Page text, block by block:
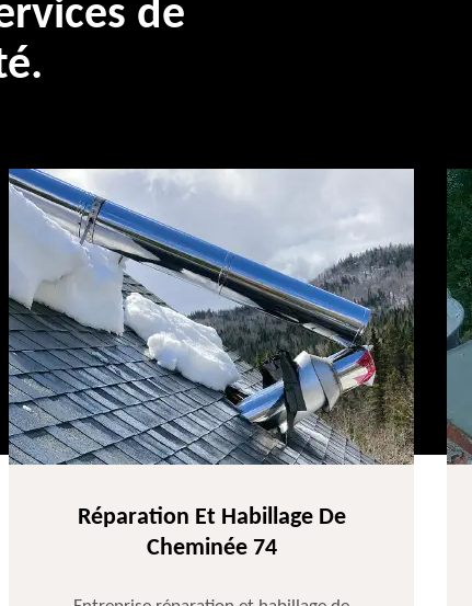
de
Réparation Et Habillage De
Cheminée 74